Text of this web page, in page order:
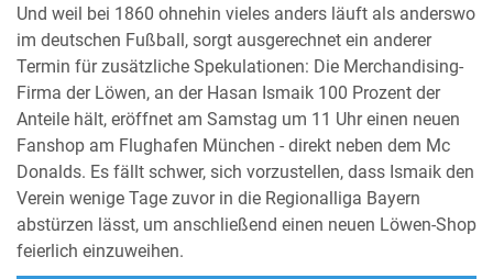
Und weil bei 1860 ohnehin vieles anders läuft als anderswo
im deutschen Fußball, sorgt ausgerechnet ein anderer
Termin für zusätzliche Spekulationen: Die Merchandising-
Firma der Löwen, an der Hasan Ismaik 100 Prozent der
Anteile hält, eröffnet am Samstag um 11 Uhr einen neuen
Fanshop am Flughafen München - direkt neben dem Mc
Donalds. Es fällt schwer, sich vorzustellen, dass Ismaik den
Verein wenige Tage zuvor in die Regionalliga Bayern
abstürzen lässt, um anschließend einen neuen Löwen-Shop
feierlich einzuweihen.